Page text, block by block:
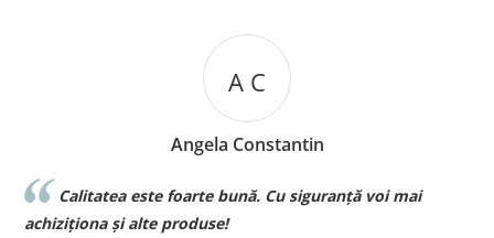
A C
Angela Constantin
Calitatea este foarte bună. Cu siguranță voi mai
achiziționa și alte produse!